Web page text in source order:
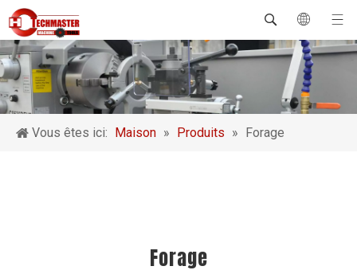
Vous êtes ici: Maison » Produits » Forage
Forage